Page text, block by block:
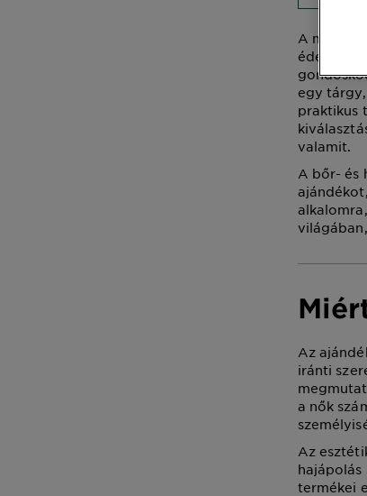
A
egy
praktikus
valamit.
A bőr- és
Az
iránti
a nők
Az
hajápolás
termékei